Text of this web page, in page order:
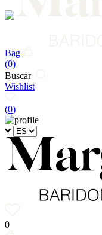
Bag
(0)
Buscar
Wishlist
(0)
0